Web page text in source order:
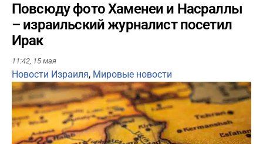
Повсюду фото Хаменеи и Насраллы
– израильский журналист посетил
Ирак
11:42, 15 мая
Новости Израиля, Мировые новости